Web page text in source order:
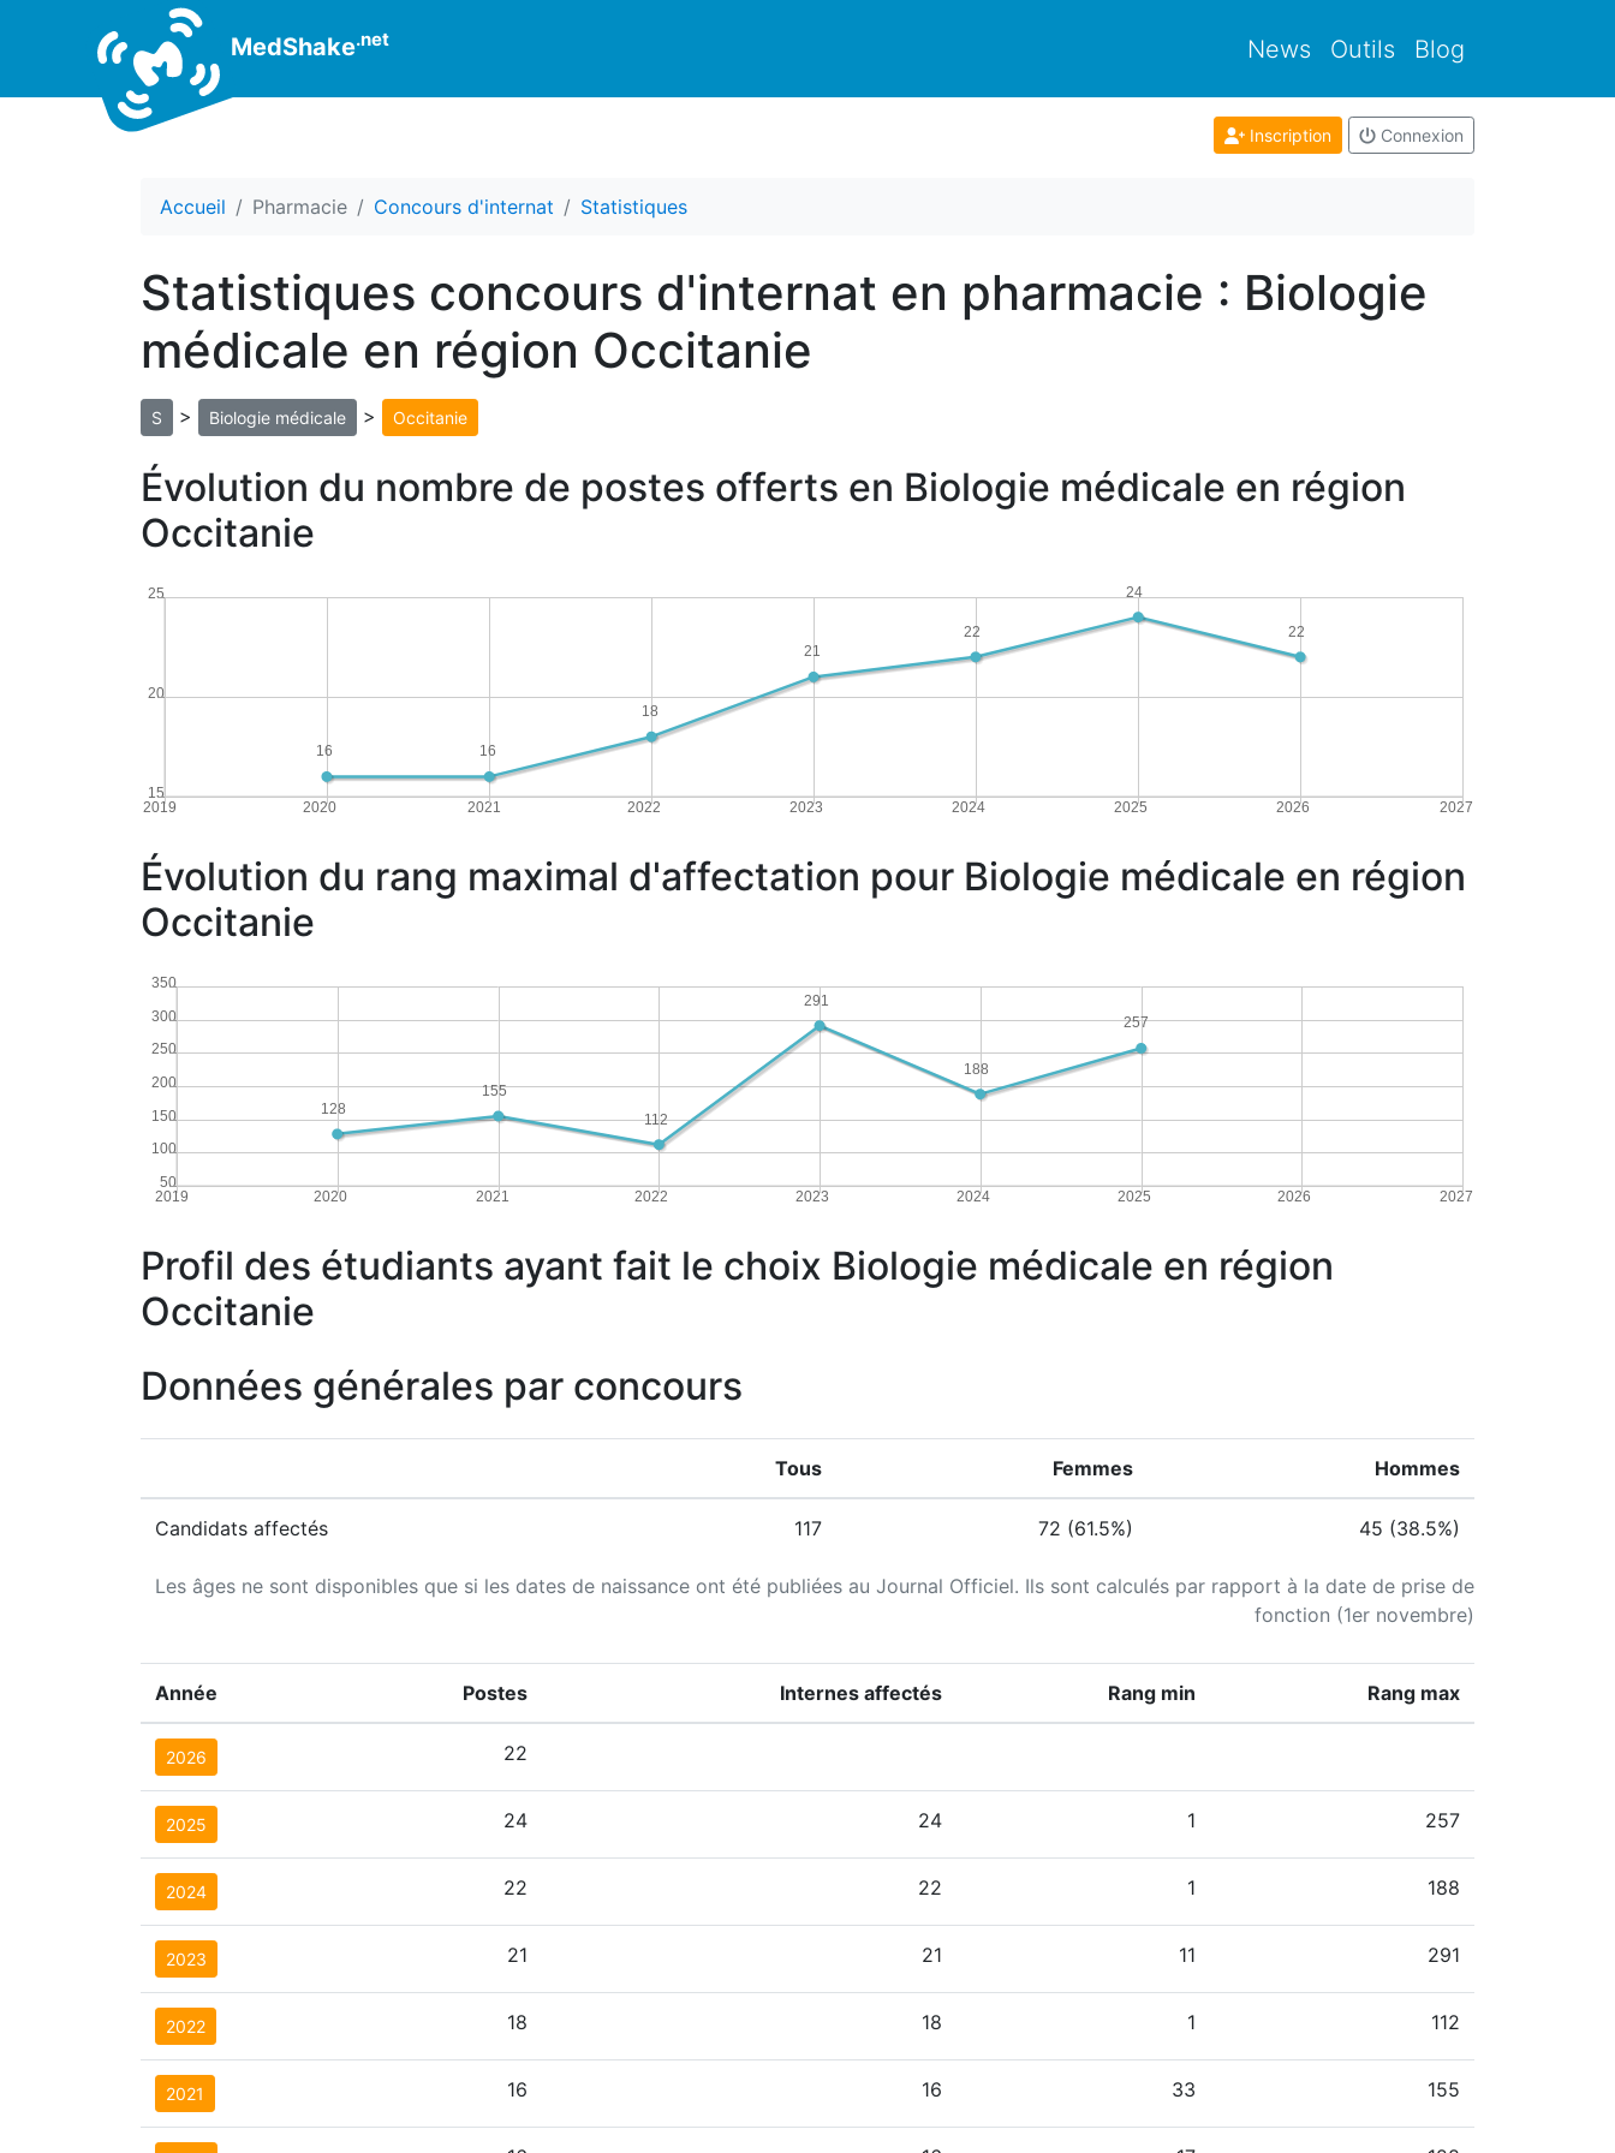
MedShake.net News Outils Blog
Inscription Connexion
Accueil Pharmacie Concours d'internat Statistiques
Statistiques concours d'internat en pharmacie : Biologie
médicale en région Occitanie
S > Biologie médicale > Occitanie
Évolution du nombre de postes offerts en Biologie médicale en région
Occitanie
2019 2020 2021 2022 2023 2024 2025 2026 2027
15
20
25
22
24
22
21
18
16
16
Évolution du rang maximal d'affectation pour Biologie médicale en région
Occitanie
2019 2020 2021 2022 2023 2024 2025 2026 2027
50
100
150
200
250
300
350
257
188
291
112
155
128
Profil des étudiants ayant fait le choix Biologie médicale en région
Occitanie
Données générales par concours
Les âges ne sont disponibles que si les dates de naissance ont été publiées au Journal Officiel. Ils sont calculés par rapport à la date de prise de
fonction (1er novembre)
Tous Femmes Hommes
Candidats affectés 117 72 (61.5%) 45 (38.5%)
Année Postes Internes affectés Rang min Rang max
2026 22
2025 24 24 1 257
2024 22 22 1 188
2023 21 21 11 291
2022 18 18 1 112
2021 16 16 33 155